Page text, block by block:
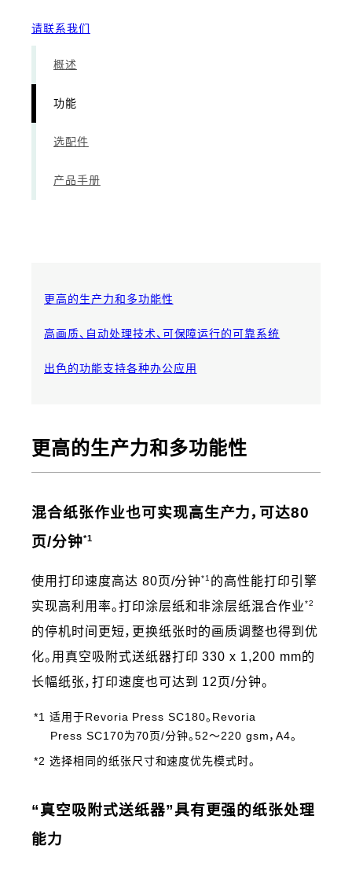
请联系我们
概述
功能
选配件
产品手册
更高的生产力和多功能性
高画质、自动处理技术、可保障运行的可靠系统
出色的功能支持各种办公应用
更高的生产力和多功能性
混合纸张作业也可实现高生产力，可达80
页/分钟*1
使用打印速度高达 80页/分钟*1 的高性能打印引擎
实现高利用率。打印涂层纸和非涂层纸混合作业*2
的停机时间更短，更换纸张时的画质调整也得到优
化。用真空吸附式送纸器打印 330 x 1,200 mm的
长幅纸张，打印速度也可达到 12页/分钟。
*1 适用于Revoria Press SC180。Revoria
Press SC170为70页/分钟。52～220 gsm，A4。
*2 选择相同的纸张尺寸和速度优先模式时。
“真空吸附式送纸器”具有更强的纸张处理
能力